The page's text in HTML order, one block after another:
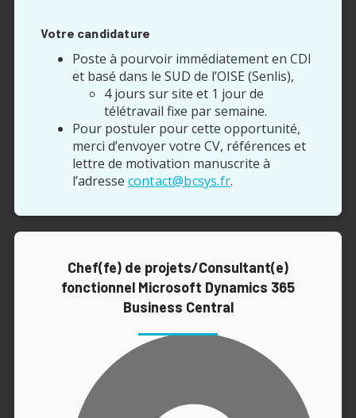
Votre candidature
Poste à pourvoir immédiatement en CDI
et basé dans le SUD de l’OISE (Senlis),
4 jours sur site et 1 jour de
télétravail fixe par semaine.
Pour postuler pour cette opportunité,
merci d’envoyer votre CV, références et
lettre de motivation manuscrite à
l’adresse contact@bcsys.fr.
Chef(fe) de projets/Consultant(e)
fonctionnel Microsoft Dynamics 365
Business Central